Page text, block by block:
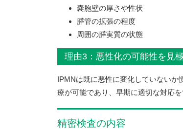
嚢胞壁の厚さや性状
膵管の拡張の程度
周囲の膵実質の状態
理由3：悪性化の可能性を見
IPMNは既に悪性に変化していないか
療が可能であり、早期に適切な対応
精密検査の内容